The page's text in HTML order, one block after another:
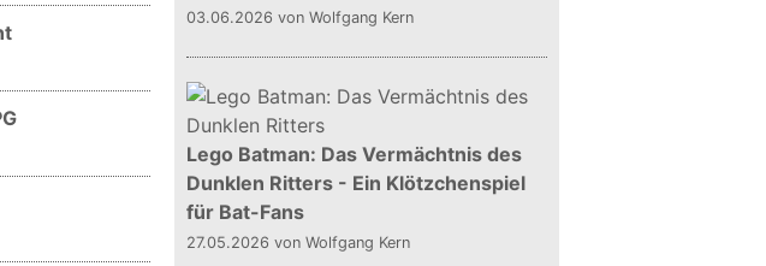
03.06.2026 von Wolfgang Kern
Lego Batman: Das Vermächtnis des
Dunklen Ritters - Ein Klötzchenspiel
für Bat-Fans
27.05.2026 von Wolfgang Kern